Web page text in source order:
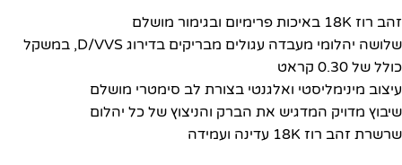
זהב רוז 18K באיכות פרימיום ובגימור מושלם
שלושה יהלומי מעבדה עגולים מבריקים בדירוג D/VVS, במשקל
כולל של 0.30 קראט
עיצוב מינימליסטי ואלגנטי בצורת לב סימטרי מושלם
שיבוץ מדויק המדגיש את הברק והניצוץ של כל יהלום
שרשרת זהב רוז 18K עדינה ועמידה